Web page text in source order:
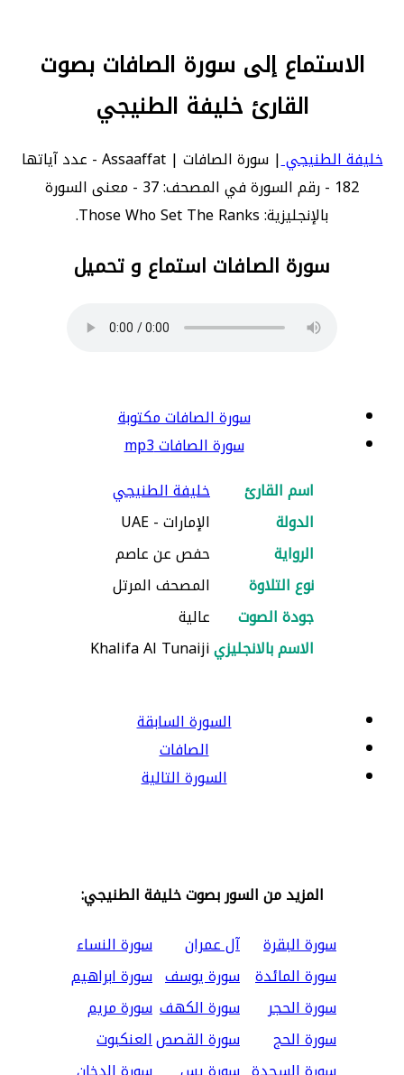
الاستماع إلى سورة الصافات بصوت
القارئ خليفة الطنيجي
خليفة الطنيجي
| سورة الصافات | Assaaffat - عدد آياتها
182 - رقم السورة في المصحف: 37 - معنى السورة
بالإنجليزية: Those Who Set The Ranks.
سورة الصافات استماع و تحميل
سورة الصافات مكتوبة
سورة الصافات mp3
اسم القارئ
خليفة الطنيجي
الدولة
الإمارات - UAE
الرواية
حفص عن عاصم
نوع التلاوة
المصحف المرتل
جودة الصوت
عالية
الاسم بالانجليزيKhalifa Al Tunaiji
السورة السابقة
الصافات
السورة التالية
المزيد من السور بصوت خليفة الطنيجي:
سورة البقرة
آل عمران
سورة النساء
سورة المائدة سورة يوسف سورة ابراهيم
سورة الحجر
سورة الكهف سورة مريم
سورة الحج
سورة القصصالعنكبوت